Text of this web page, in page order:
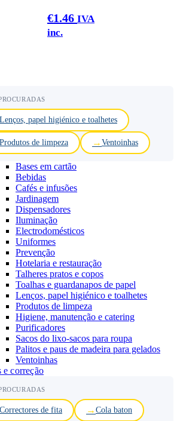
€1.46 IVA
inc.
Lenços, papel higiénico e toalhetes
Produtos de limpeza Ventoinhas
Bases em cartão
Bebidas
Cafés e infusões
Jardinagem
Dispensadores
Iluminação
Electrodomésticos
Uniformes
Prevenção
Hotelaria e restauração
Talheres pratos e copos
Toalhas e guardanapos de papel
Lenços, papel higiénico e toalhetes
Produtos de limpeza
Higiene, manutenção e catering
Purificadores
Sacos do lixo-sacos para roupa
Palitos e paus de madeira para gelados
Ventoinhas
e correção
Correctores de fita Cola baton